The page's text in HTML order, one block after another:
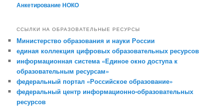
Анкетирование НОКО
ССЫЛКИ НА ОБРАЗОВАТЕЛЬНЫЕ РЕСУРСЫ
Министерство образования и науки России
единая коллекция цифровых образовательных ресурсов
информационная система «Единое окно доступа к
образовательным ресурсам»
федеральный портал «Российское образование»
федеральный центр информационно-образовательных
ресурсов